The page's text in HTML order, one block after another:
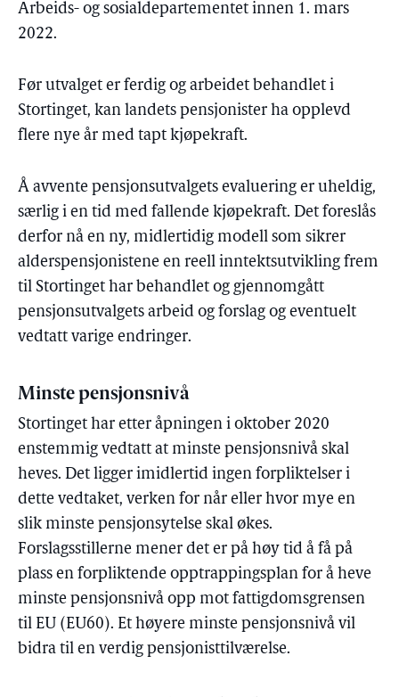
Arbeids- og sosialdepartementet innen 1. mars
2022.
Før utvalget er ferdig og arbeidet behandlet i
Stortinget, kan landets pensjonister ha opplevd
flere nye år med tapt kjøpekraft.
Å avvente pensjonsutvalgets evaluering er uheldig,
særlig i en tid med fallende kjøpekraft. Det foreslås
derfor nå en ny, midlertidig modell som sikrer
alderspensjonistene en reell inntektsutvikling frem
til Stortinget har behandlet og gjennomgått
pensjonsutvalgets arbeid og forslag og eventuelt
vedtatt varige endringer.
Minste pensjonsnivå
Stortinget har etter åpningen i oktober 2020
enstemmig vedtatt at minste pensjonsnivå skal
heves. Det ligger imidlertid ingen forpliktelser i
dette vedtaket, verken for når eller hvor mye en
slik minste pensjonsytelse skal økes.
Forslagsstillerne mener det er på høy tid å få på
plass en forpliktende opptrappingsplan for å heve
minste pensjonsnivå opp mot fattigdomsgrensen
til EU (EU60). Et høyere minste pensjonsnivå vil
bidra til en verdig pensjonisttilværelse.